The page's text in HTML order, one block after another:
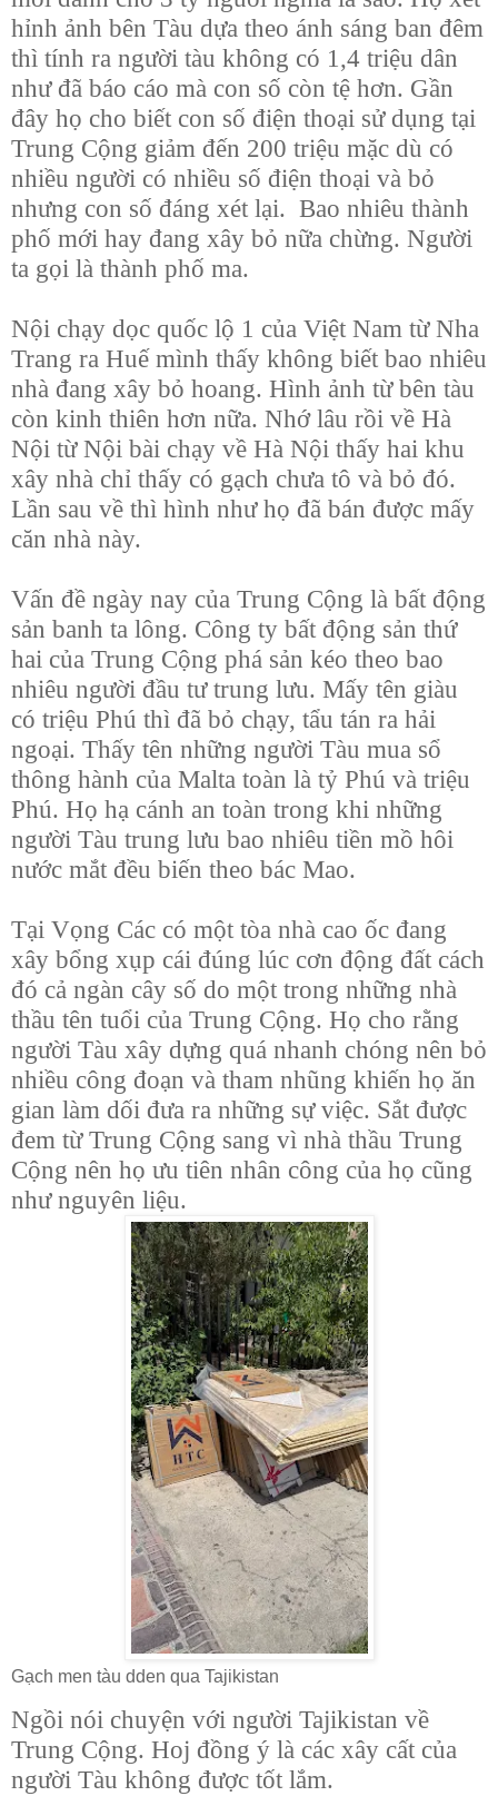
hỉnh ảnh bên Tàu dựa theo ánh sáng ban đêm
thì tính ra người tàu không có 1,4 triệu dân
như đã báo cáo mà con số còn tệ hơn. Gần
đây họ cho biết con số điện thoại sử dụng tại
Trung Cộng giảm đến 200 triệu mặc dù có
nhiều người có nhiều số điện thoại và bỏ
nhưng con số đáng xét lại. Bao nhiêu thành
phố mới hay đang xây bỏ nữa chừng. Người
ta gọi là thành phố ma.
Nội chạy dọc quốc lộ 1 của Việt Nam từ Nha
Trang ra Huế mình thấy không biết bao nhiêu
nhà đang xây bỏ hoang. Hình ảnh từ bên tàu
còn kinh thiên hơn nữa. Nhớ lâu rồi về Hà
Nội từ Nội bài chạy về Hà Nội thấy hai khu
xây nhà chỉ thấy có gạch chưa tô và bỏ đó.
Lần sau về thì hình như họ đã bán được mấy
căn nhà này.
Vấn đề ngày nay của Trung Cộng là bất động
sản banh ta lông. Công ty bất động sản thứ
hai của Trung Cộng phá sản kéo theo bao
nhiêu người đầu tư trung lưu. Mấy tên giàu
có triệu Phú thì đã bỏ chạy, tẩu tán ra hải
ngoại. Thấy tên những người Tàu mua sổ
thông hành của Malta toàn là tỷ Phú và triệu
Phú. Họ hạ cánh an toàn trong khi những
người Tàu trung lưu bao nhiêu tiền mồ hôi
nước mắt đều biến theo bác Mao.
Tại Vọng Các có một tòa nhà cao ốc đang
xây bổng xụp cái đúng lúc cơn động đất cách
đó cả ngàn cây số do một trong những nhà
thầu tên tuổi của Trung Cộng. Họ cho rằng
người Tàu xây dựng quá nhanh chóng nên bỏ
nhiều công đoạn và tham nhũng khiến họ ăn
gian làm dối đưa ra những sự việc. Sắt được
đem từ Trung Cộng sang vì nhà thầu Trung
Cộng nên họ ưu tiên nhân công của họ cũng
như nguyên liệu.
Gạch men tàu dden qua Tajikistan
Ngồi nói chuyện với người Tajikistan về
Trung Cộng. Hoj đồng ý là các xây cất của
người Tàu không được tốt lắm.